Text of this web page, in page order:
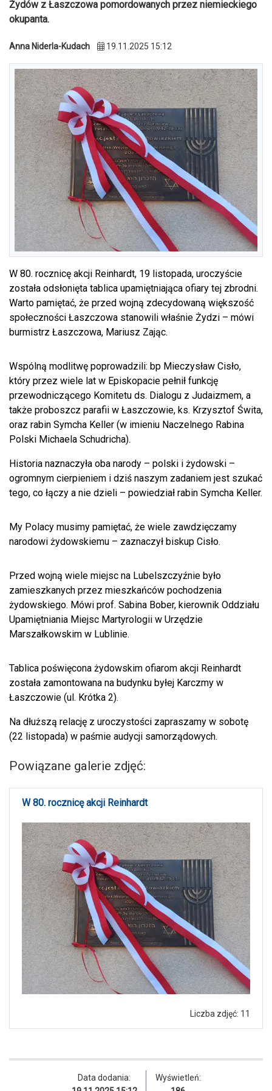
Żydów z Łaszczowa pomordowanych przez niemieckiego
okupanta.
Anna Niderla-Kudach 19.11.2025 15:12
W 80. rocznicę akcji Reinhardt, 19 listopada, uroczyście
została odsłonięta tablica upamiętniająca ofiary tej zbrodni.
Warto pamiętać, że przed wojną zdecydowaną większość
społeczności Łaszczowa stanowili właśnie Żydzi – mówi
burmistrz Łaszczowa, Mariusz Zając.
Wspólną modlitwę poprowadzili: bp Mieczysław Cisło,
który przez wiele lat w Episkopacie pełnił funkcję
przewodniczącego Komitetu ds. Dialogu z Judaizmem, a
także proboszcz parafii w Łaszczowie, ks. Krzysztof Świta,
oraz rabin Symcha Keller (w imieniu Naczelnego Rabina
Polski Michaela Schudricha).
Historia naznaczyła oba narody – polski i żydowski –
ogromnym cierpieniem i dziś naszym zadaniem jest szukać
tego, co łączy a nie dzieli – powiedział rabin Symcha Keller.
My Polacy musimy pamiętać, że wiele zawdzięczamy
narodowi żydowskiemu – zaznaczył biskup Cisło.
Przed wojną wiele miejsc na Lubelszczyźnie było
zamieszkanych przez mieszkańców pochodzenia
żydowskiego. Mówi prof. Sabina Bober, kierownik Oddziału
Upamiętniania Miejsc Martyrologii w Urzędzie
Marszałkowskim w Lublinie.
Tablica poświęcona żydowskim ofiarom akcji Reinhardt
została zamontowana na budynku byłej Karczmy w
Łaszczowie (ul. Krótka 2).
Na dłuższą relację z uroczystości zapraszamy w sobotę
(22 listopada) w paśmie audycji samorządowych.
Powiązane galerie zdjęć:
W 80. rocznicę akcji Reinhardt
Liczba zdjęć: 11
Data dodania:
Wyświetleń: